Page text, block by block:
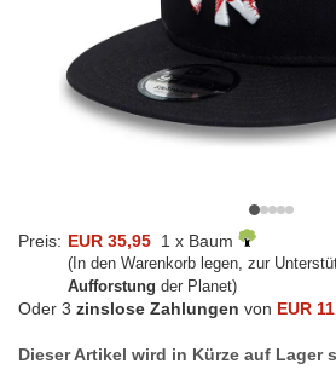
Preis: EUR 35,95 1 x Baum
(In den Warenkorb legen, zur
Aufforstung der Planet)
Oder 3 zinslose Zahlungen von EUR
Dieser Artikel wird in Kürze auf Lager